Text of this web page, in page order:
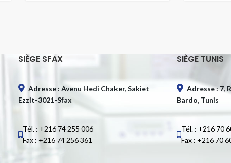
SIÈGE SFAX
Adresse : Avenu Hedi Chaker, Sakiet
Ezzit-3021-Sfax
Tél. : +216 74 255 006
Fax : +216 74 256 361
SIÈGE TUNIS
Adresse : 7,
Bardo, Tunis
Tél. : +216 70
Fax : +216 70